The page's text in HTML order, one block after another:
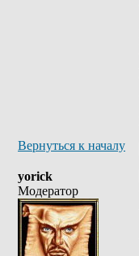
Вернуться к началу
yorick
Модератор